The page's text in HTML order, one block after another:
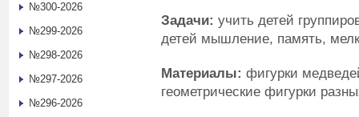
Задачи: учить детей
детей мышление, память,
Материалы: фигурки
геометрические фигурки
№300-2026
№299-2026
№298-2026
№297-2026
№296-2026